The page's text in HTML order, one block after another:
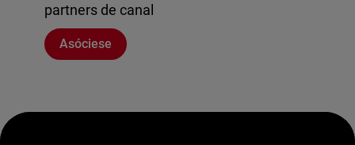
partners de canal
Asóciese